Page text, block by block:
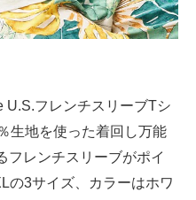
フレンチスリーブTシ
生地を使った着回し万能
フレンチスリーブがポイ
の3サイズ、カラーはホワ